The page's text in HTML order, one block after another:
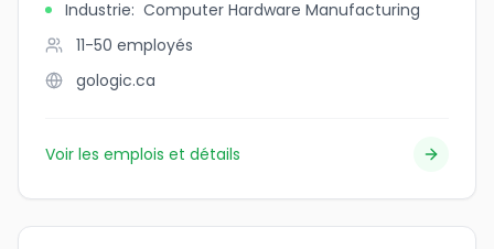
Industrie: Computer Hardware Manufacturing
11-50 employés
gologic.ca
Voir les emplois et détails